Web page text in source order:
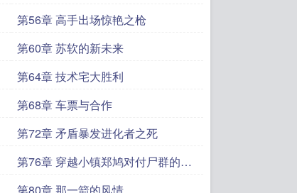
第56章 高手出场惊艳之枪
第60章 苏软的新未来
第64章 技术宅大胜利
第68章 车票与合作
第72章 矛盾暴发进化者之死
第76章 穿越小镇郑鸠对付尸群的方
法